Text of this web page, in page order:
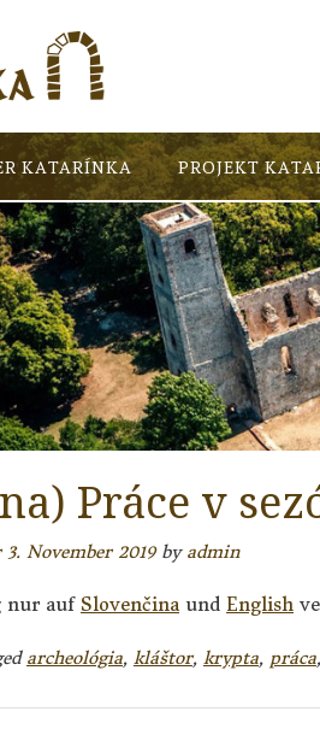
KATARÍNKA PROJEKT
Práce v
November 2019by admin
nur auf Slovenčina und English
archeológia, kláštor, krypta, práca